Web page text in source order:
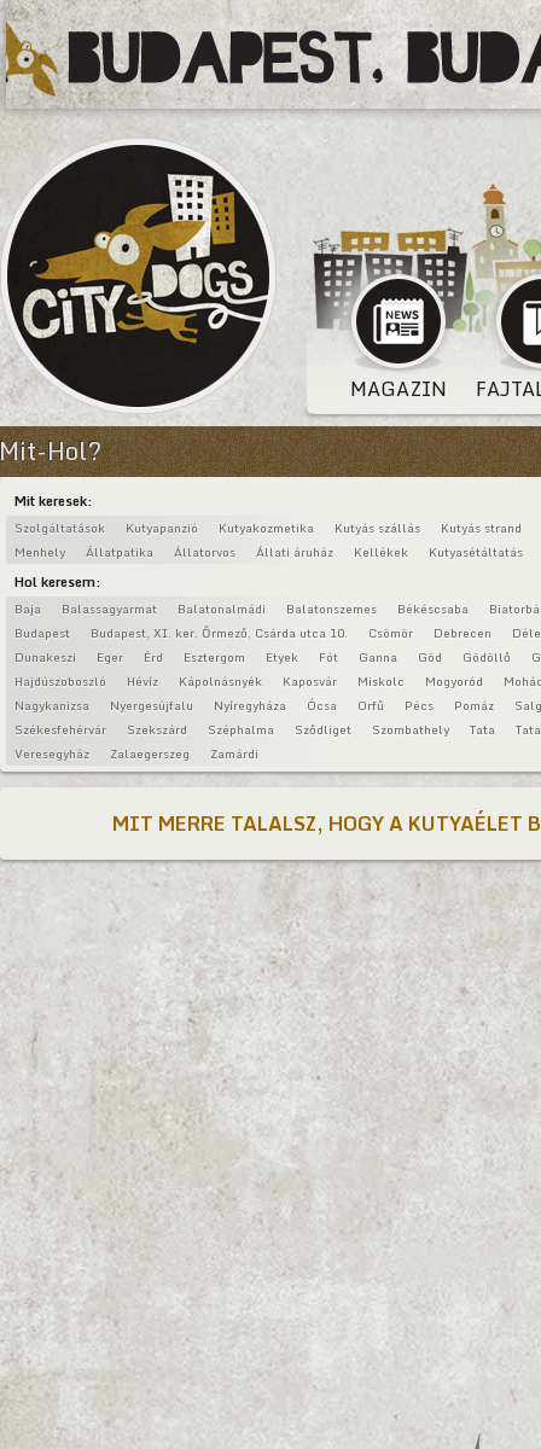
MAGAZIN
Mit-Hol?
Mit keresek:
Szolgáltatások Kutyapanzió Kutyakozmetika Kutyás szállás
Kutyás strand
Menhely
Állatpatika Állatorvos Állati áruház Kellékek Kutyasétáltatás
Hol keresem:
Baja Balassagyarmat Balatonalmádi Balatonszemes Békéscsaba
Budapest
Budapest, XI. ker. Őrmező, Csárda utca 10. Csömör Debrecen
Dunakeszi
Eger Érd Esztergom Etyek Fót Ganna Göd Gödöllő
Hajdúszoboszló
Hévíz Kápolnásnyék Kaposvár Miskolc Mogyoród
Nagykanizsa
Nyergesújfalu Nyíregyháza Ócsa Orfű Pécs Pomáz
Székesfehérvár
Szekszárd Széphalma Sződliget Szombathely Tata
Veresegyház
Zalaegerszeg Zamárdi
MIT MERRE TALALSZ, HOGY A KUTYAÉLET